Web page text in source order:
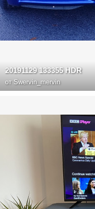
20191129 133355 HDR
от Swervin_mervin